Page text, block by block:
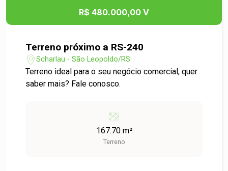
R$ 480.000,00 V
Terreno próximo a RS-240
Scharlau - São Leopoldo/RS
Terreno ideal para o seu negócio comercial, quer
saber mais? Fale conosco.
167.70 m²
Terreno